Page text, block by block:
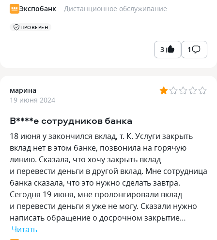
Экспобанк Дистанционное обслуживание
ПРОВЕРЕН
3 1
марина
19 июня 2024
В****е сотрудников банка
18 июня у закончился вклад, т. К. Услуги закрыть
вклад нет в этом банке, позвонила на горячую
линию. Сказала, что хочу закрыть вклад
и перевести деньги в другой вклад. Мне сотрудница
банка сказала, что это нужно сделать завтра.
Сегодня 19 июня, мне пролонгировали вклад
и перевести деньги я уже не могу. Сказали нужно
написать обращение о досрочном закрытие…
Читать